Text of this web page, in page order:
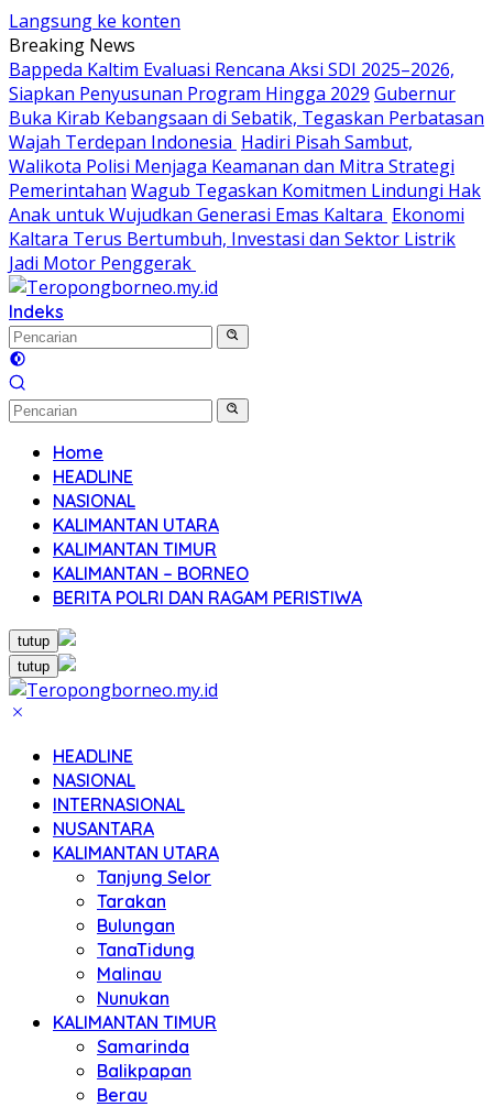
Langsung ke konten
Breaking News
Bappeda Kaltim Evaluasi Rencana Aksi SDI 2025–2026,
Siapkan Penyusunan Program Hingga 2029 Gubernur
Buka Kirab Kebangsaan di Sebatik, Tegaskan Perbatasan
Wajah Terdepan Indonesia Hadiri Pisah Sambut,
Walikota Polisi Menjaga Keamanan dan Mitra Strategi
Pemerintahan Wagub Tegaskan Komitmen Lindungi Hak
Anak untuk Wujudkan Generasi Emas Kaltara Ekonomi
Kaltara Terus Bertumbuh, Investasi dan Sektor Listrik
Jadi Motor Penggerak
Indeks
Home
HEADLINE
NASIONAL
KALIMANTAN UTARA
KALIMANTAN TIMUR
KALIMANTAN – BORNEO
BERITA POLRI DAN RAGAM PERISTIWA
tutup
tutup
HEADLINE
NASIONAL
INTERNASIONAL
NUSANTARA
KALIMANTAN UTARA
Tanjung Selor
Tarakan
Bulungan
TanaTidung
Malinau
Nunukan
KALIMANTAN TIMUR
Samarinda
Balikpapan
Berau